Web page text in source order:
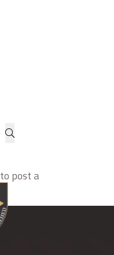
to post a